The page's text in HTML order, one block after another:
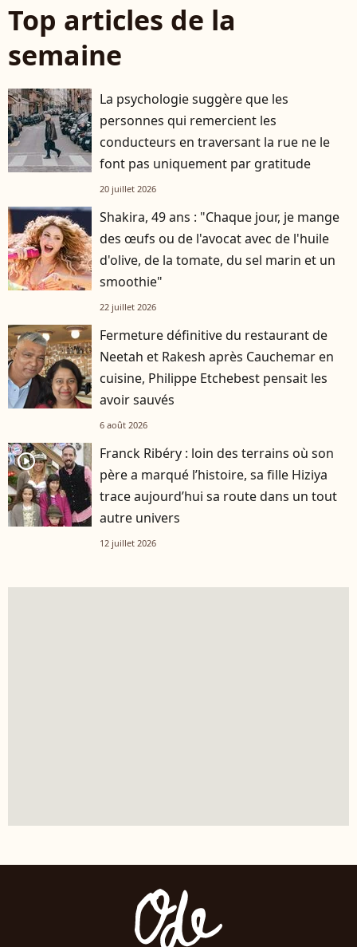
Top articles de la
semaine
La psychologie suggère que les
personnes qui remercient les
conducteurs en traversant la rue ne le
font pas uniquement par gratitude
20 juillet 2026
Shakira, 49 ans : "Chaque jour, je mange
des œufs ou de l'avocat avec de l'huile
d'olive, de la tomate, du sel marin et un
smoothie"
22 juillet 2026
Fermeture définitive du restaurant de
Neetah et Rakesh après Cauchemar en
cuisine, Philippe Etchebest pensait les
avoir sauvés
6 août 2026
player2
Franck Ribéry : loin des terrains où son
père a marqué l’histoire, sa fille Hiziya
trace aujourd’hui sa route dans un tout
autre univers
12 juillet 2026